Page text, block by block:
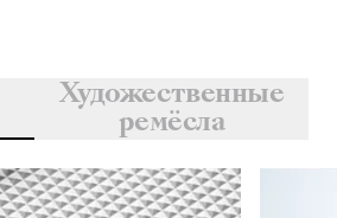
Художественные
ремёсла